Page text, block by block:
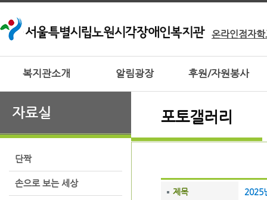
온라인점자
복지관소개 알림광장 후원/자원봉사
자료실
단짝
손으로 보는 세상
포토갤러리
제목 2025